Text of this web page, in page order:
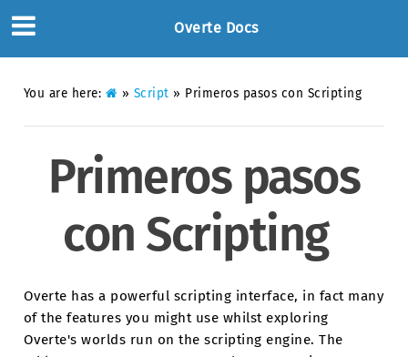
Overte Docs
You are here: » Script » Primeros pasos con Scripting
Primeros pasos
con Scripting
Overte has a powerful scripting interface, in fact many
of the features you might use whilst exploring
Overte's worlds run on the scripting engine. The